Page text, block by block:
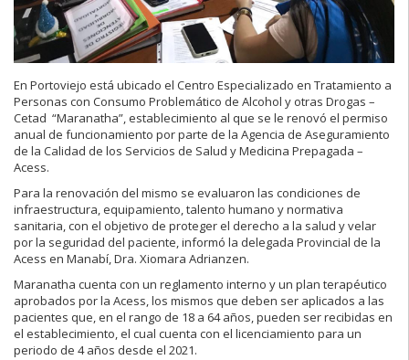
En Portoviejo está ubicado el Centro Especializado en Tratamiento a
Personas con Consumo Problemático de Alcohol y otras Drogas –
Cetad “Maranatha”, establecimiento al que se le renovó el permiso
anual de funcionamiento por parte de la Agencia de Aseguramiento
de la Calidad de los Servicios de Salud y Medicina Prepagada –
Acess.
Para la renovación del mismo se evaluaron las condiciones de
infraestructura, equipamiento, talento humano y normativa
sanitaria, con el objetivo de proteger el derecho a la salud y velar
por la seguridad del paciente, informó la delegada Provincial de la
Acess en Manabí, Dra. Xiomara Adrianzen.
Maranatha cuenta con un reglamento interno y un plan terapéutico
aprobados por la Acess, los mismos que deben ser aplicados a las
pacientes que, en el rango de 18 a 64 años, pueden ser recibidas en
el establecimiento, el cual cuenta con el licenciamiento para un
periodo de 4 años desde el 2021.